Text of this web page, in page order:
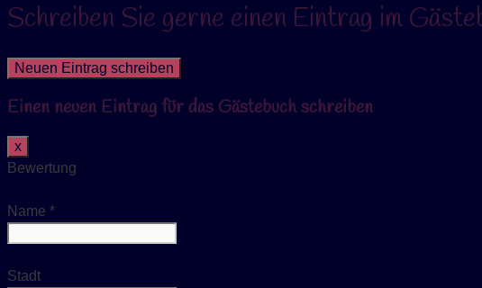
Schreiben Sie gerne einen Eintrag im
Einen neuen Eintrag für das Gästebuch schreiben
xDieses
Formular
ausblenden
Bewertung
Name *
Stadt